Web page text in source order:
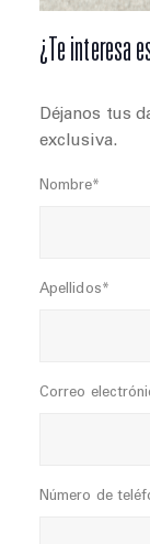
¿Te interesa
Déjanos tus
exclusiva.
Nombre*
Apellidos*
Correo
Número de